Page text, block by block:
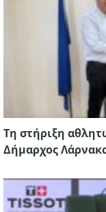
Τη στήριξη
Δήμαρχος